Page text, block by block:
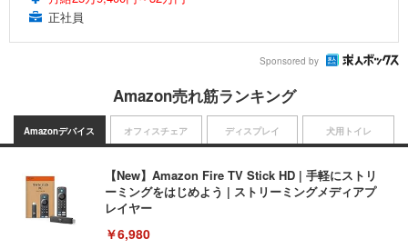
正社員
Sponsored by
Amazon売れ筋ランキング
Amazonデバイス
【New】Amazon Fire TV Stick HD | 手軽にストリ
ーミングをはじめよう | ストリーミングメディアプ
レイヤー
￥6,980
オフィスチェア ディスプレイ 犬用トイレ